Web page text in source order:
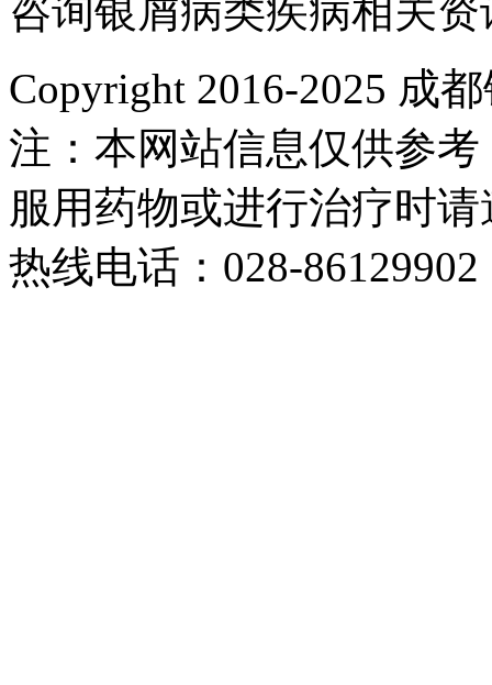
咨询银屑病类疾病相关资
Copyright 2016-2025 成
注：本网站信息仅供参
服用药物或进行治疗时
热线电话：028-86129902